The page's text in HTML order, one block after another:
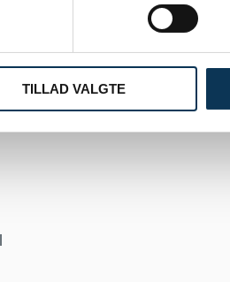
TILLAD VALGTE
personlige forhold m.m., efter
studievejlederen inden for
studievejledernes kontortid.